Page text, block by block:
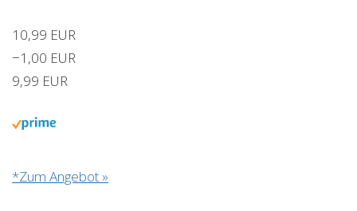
10,99 EUR
−1,00 EUR
9,99 EUR
*Zum Angebot »